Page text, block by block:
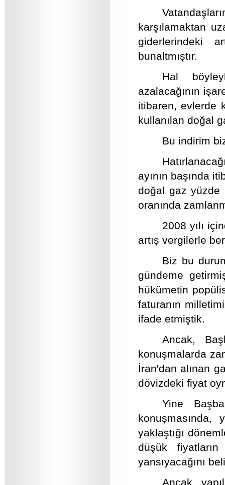
karşılamaktan
giderlerindeki
bunaltmıştır.
Hal
azalacağının
itibaren, evlerde
kullanılan doğal
Bu indirim
ayının başında
doğal gaz yüzde
oranında
2008 yılı
artış vergilerle
Biz bu
gündeme
hükümetin
faturanın
ifade etmiştik.
Ancak,
konuşmalarda
İran'dan alınan
dövizdeki fiyat
Yine
konuşmasında,
yaklaştığı
düşük
yansıyacağını
Ancak,